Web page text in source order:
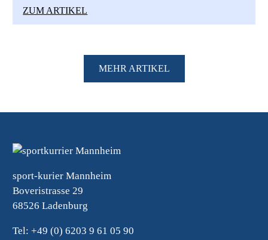
ZUM ARTIKEL
MEHR ARTIKEL
sport-kurier Mannheim
Boveristrasse 29
68526 Ladenburg
Tel: +49 (0) 6203 9 61 05 90